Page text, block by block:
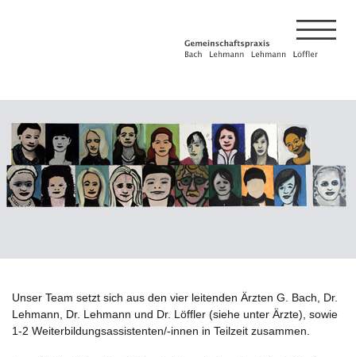
Unser Team setzt sich aus den vier leitenden Ärzten G. Bach, Dr.
Lehmann, Dr. Lehmann und Dr. Löffler (siehe unter Ärzte), sowie
1-2 Weiterbildungsassistenten/-innen in Teilzeit zusammen.